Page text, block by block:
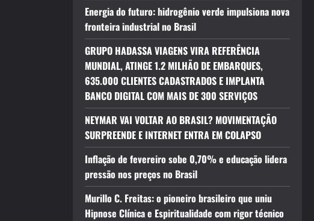
Energia do futuro: hidrogênio verde impulsiona nova
fronteira industrial no Brasil
GRUPO HADASSA VIAGENS VIRA REFERÊNCIA
MUNDIAL, ATINGE 1.2 MILHÃO DE EMBARQUES,
635.000 CLIENTES CADASTRADOS E IMPLANTA
BANCO DIGITAL COM MAIS DE 300 SERVIÇOS
NEYMAR VAI VOLTAR AO BRASIL? MOVIMENTAÇÃO
SURPREENDE E INTERNET ENTRA EM COLAPSO
Inflação de fevereiro sobe 0,70% e educação lidera
pressão nos preços no Brasil
Murillo C. Freitas: o pioneiro brasileiro que uniu
Hipnose Clínica e Espiritualidade com rigor técnico